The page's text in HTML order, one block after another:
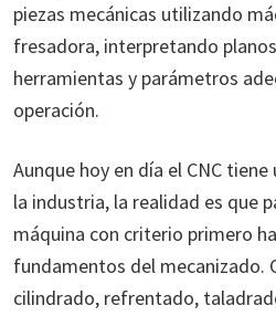
piezas mecánicas utilizando
fresadora, interpretando
herramientas y parámetros
operación.
Aunque hoy en día el CNC
la industria, la realidad es que
máquina con criterio primero
fundamentos del mecanizado.
cilindrado, refrentado,